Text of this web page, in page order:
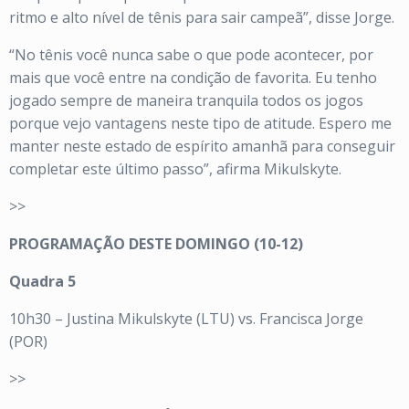
ritmo e alto nível de tênis para sair campeã”, disse Jorge.
“No tênis você nunca sabe o que pode acontecer, por
mais que você entre na condição de favorita. Eu tenho
jogado sempre de maneira tranquila todos os jogos
porque vejo vantagens neste tipo de atitude. Espero me
manter neste estado de espírito amanhã para conseguir
completar este último passo”, afirma Mikulskyte.
>>
PROGRAMAÇÃO DESTE DOMINGO (10-12)
Quadra 5
10h30 – Justina Mikulskyte (LTU) vs. Francisca Jorge
(POR)
>>